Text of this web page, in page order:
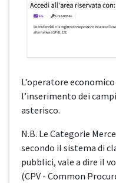
L’operatore
l’inserimento dei
asterisco.
N.B. Le Categorie
secondo il sistema di
pubblici, vale a dire il
(CPV - Common